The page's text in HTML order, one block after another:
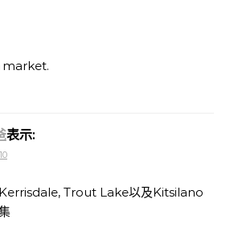
market.
表示:
Trout Lake以及Kitsilano